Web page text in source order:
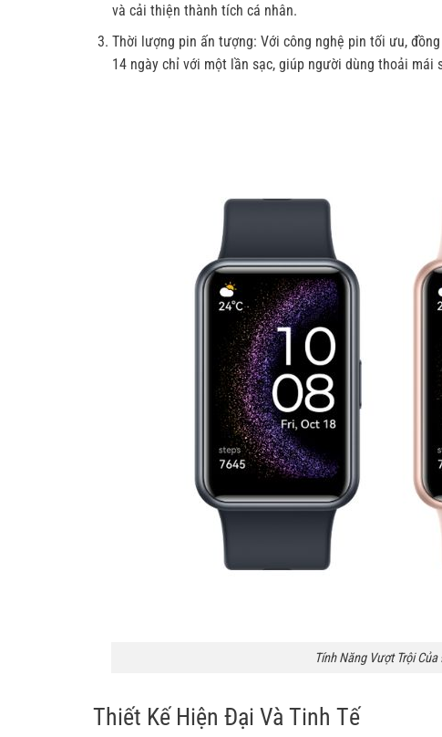
và cải thiện thành tích cá nhân.
Thời lượng pin ấn tượng: Với công nghệ pin tối ưu,
14 ngày chỉ với một lần sạc, giúp người dùng thoải
Tính Năng Vượt Trội
Thiết Kế Hiện Đại Và Tinh Tế